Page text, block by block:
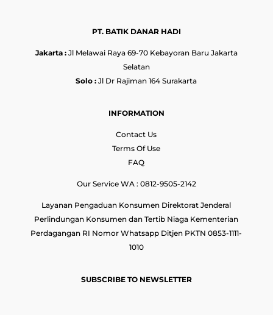
PT. BATIK DANAR HADI
Jakarta :Jl Melawai Raya 69-70 Kebayoran Baru Jakarta
Selatan
Solo : Jl Dr Rajiman 164 Surakarta
INFORMATION
Contact Us
Terms Of Use
FAQ
Our Service WA : 0812-9505-2142
Layanan Pengaduan Konsumen Direktorat Jenderal
Perlindungan Konsumen dan Tertib Niaga Kementerian
Perdagangan RI Nomor Whatsapp Ditjen PKTN 0853-1111-
1010
SUBSCRIBE TO NEWSLETTER